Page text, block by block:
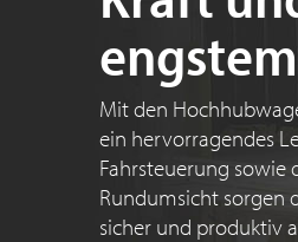
Mit den
ein hervorragendes
Fahrsteuerung sowie
Rundumsicht sorgen
sicher und produktiv